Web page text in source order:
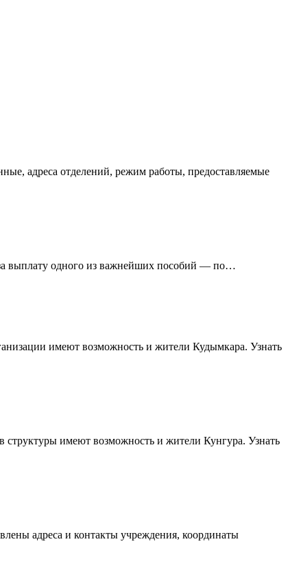
адреса отделений, режим работы, предоставляемые
выплату одного из важнейших пособий — по…
имеют возможность и жители Кудымкара. Узнать
структуры имеют возможность и жители Кунгура. Узнать
адреса и контакты учреждения, координаты